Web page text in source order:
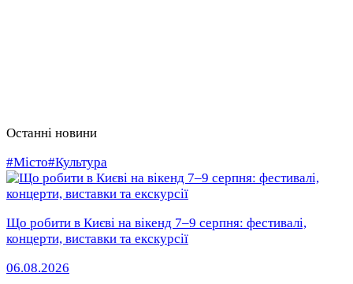
Останні новини
#Місто#Культура
Що робити в Києві на вікенд 7–9 серпня: фестивалі,
концерти, виставки та екскурсії
06.08.2026